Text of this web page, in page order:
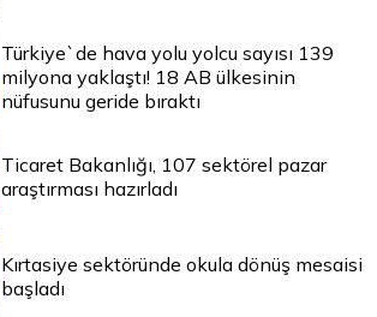
Türkiye`de hava yolu yolcu sayısı 139
milyona yaklaştı! 18 AB ülkesinin
nüfusunu geride bıraktı
Ticaret Bakanlığı, 107 sektörel pazar
araştırması hazırladı
Kırtasiye sektöründe okula dönüş mesaisi
başladı